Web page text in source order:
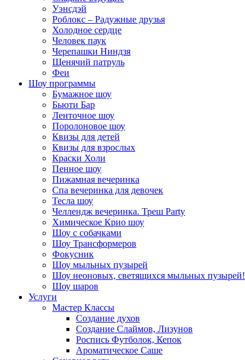
Уэнсдэй
Роблокс – Радужные друзья
Холодное сердце
Человек паук
Черепашки Ниндзя
Щенячий патруль
Феи
Шоу программы
Бумажное шоу
Бьюти Бар
Ленточное шоу
Поролоновое шоу
Квизы для детей
Квизы для взрослых
Краски Холи
Пенное шоу
Пижамная вечеринка
Спа вечеринка для девочек
Тесла шоу
Челлендж вечеринка. Треш Party
Химическое Крио шоу
Шоу с собачками
Шоу Трансформеров
Фокусник
Шоу мыльных пузырей
Шоу неоновых, светящихся мыльных пузырей!
Шоу шаров
Услуги
Мастер Классы
Создание духов
Создание Слаймов, Лизунов
Роспись Футболок, Кепок
Ароматическое Саше